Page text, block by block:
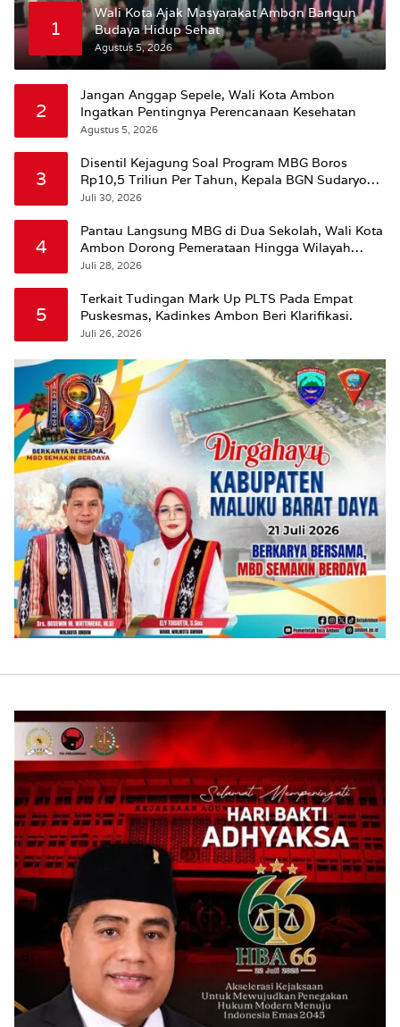
1
Wali Kota Ajak Masyarakat Ambon Bangun
Budaya Hidup Sehat
Agustus 5, 2026
2
Jangan Anggap Sepele, Wali Kota Ambon
Ingatkan Pentingnya Perencanaan Kesehatan
Agustus 5, 2026
3
Disentil Kejagung Soal Program MBG Boros
Rp10,5 Triliun Per Tahun, Kepala BGN Sudaryono
Beri Penjelasan
Juli 30, 2026
4
Pantau Langsung MBG di Dua Sekolah, Wali Kota
Ambon Dorong Pemerataan Hingga Wilayah
Leitimur Selatan
Juli 28, 2026
5
Terkait Tudingan Mark Up PLTS Pada Empat
Puskesmas, Kadinkes Ambon Beri Klarifikasi.
Juli 26, 2026